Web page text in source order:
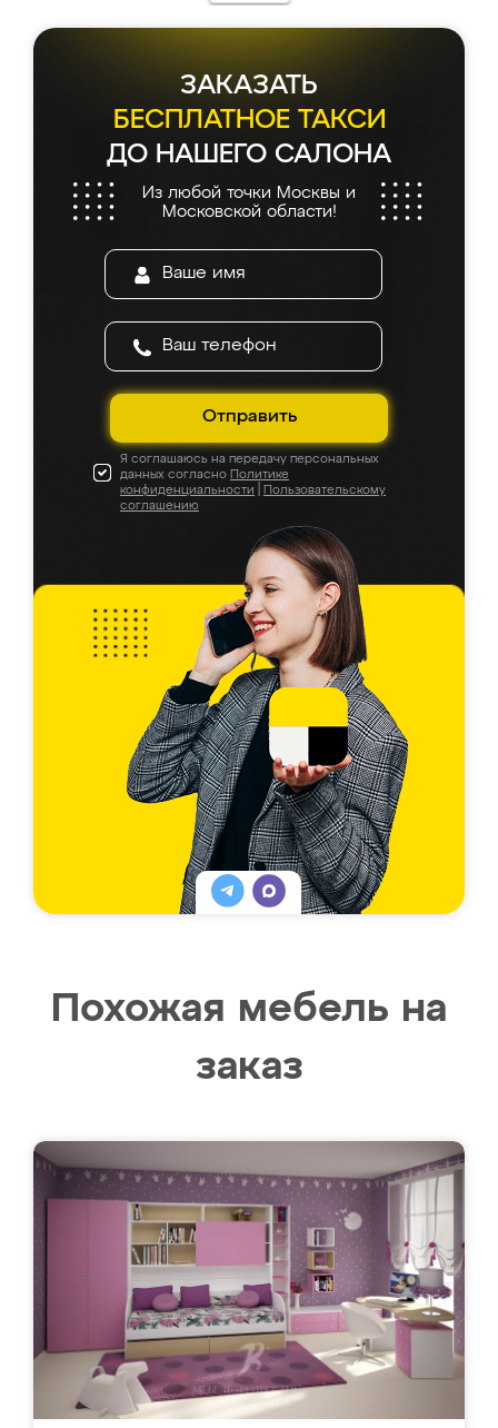
ЗАКАЗАТЬ
БЕСПЛАТНОЕ ТАКСИ
ДО НАШЕГО САЛОНА
Из любой точки Москвы и
Московской области!
Отправить
Я соглашаюсь на передачу персональных
данных согласно Политике
конфиденциальности
Пользовательскому
соглашению
Похожая мебель на
заказ